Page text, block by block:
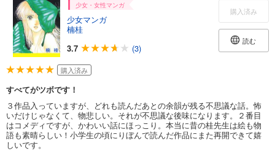
少女・女性マンガ
少女マンガ
楠桂
3.7
(3)
購入済み
読む
購入済み
すべてがツボです！
３作品入っていますが、どれも読んだあとの余韻が残る不思議な話。怖
いだけじゃなくて、物悲しい。それが不思議な後味になります。２番目
はコメディですが、かわいい話にほっこり。本当に昔の桂先生は絵も物
語も素晴らしい！小学生の頃にりぼんで読んだ作品にまた再開できて嬉
しいです。